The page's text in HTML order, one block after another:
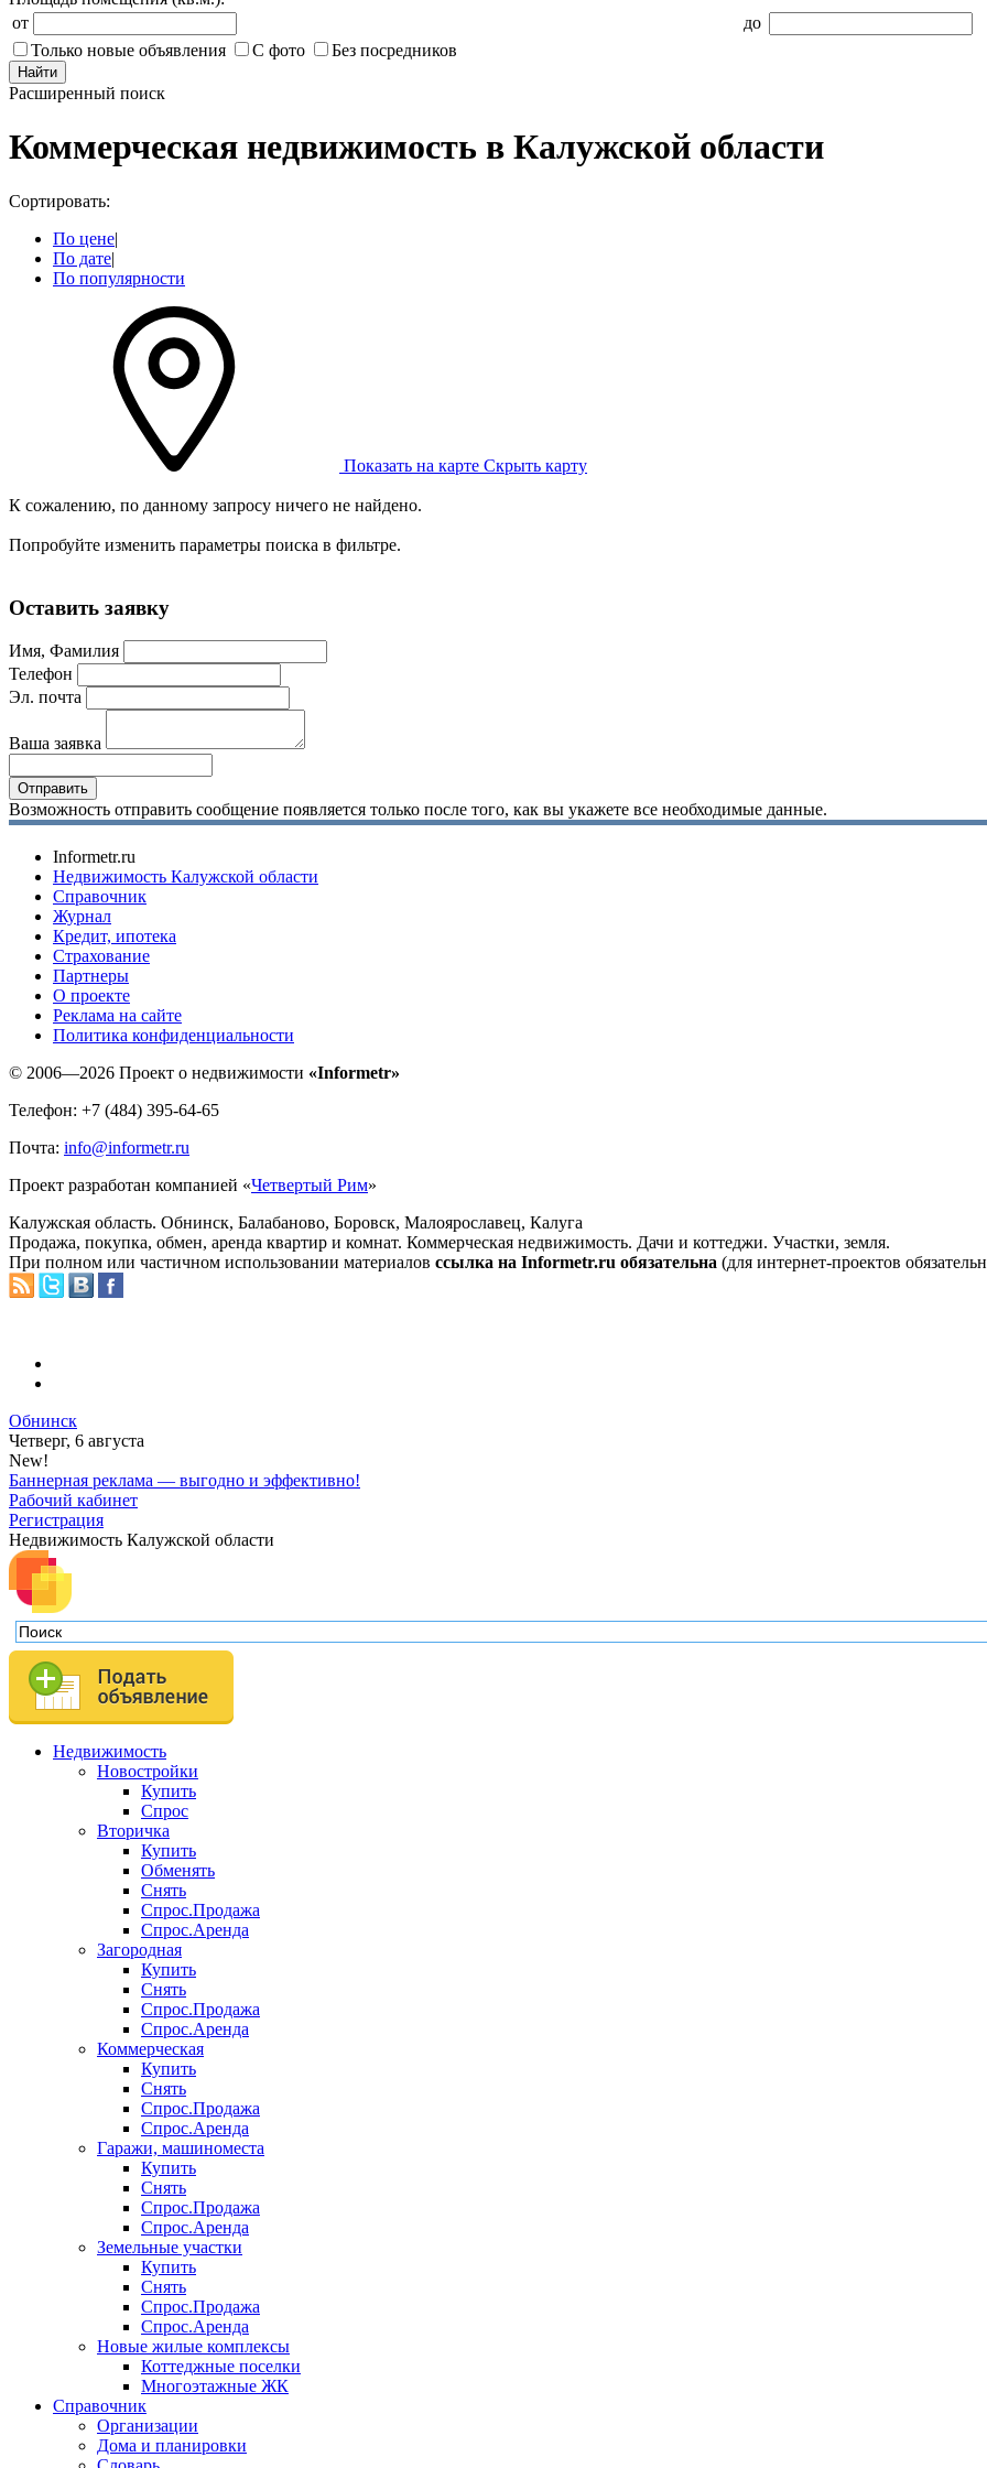
от
до
Только новые объявления
С фото Без посредников
Найти
Расширенный поиск
Коммерческая недвижимость в Калужской области
Сортировать:
По цене|
По дате|
По популярности
Показать на карте Скрыть карту
К сожалению, по данному запросу ничего не найдено.
Попробуйте изменить параметры поиска в фильтре.
Оставить заявку
Имя, Фамилия
Телефон
Эл. почта
Ваша заявка
Возможность отправить сообщение появляется только после того, как вы укажете все необходимые данные.
Informetr.ru
Недвижимость Калужской области
Справочник
Журнал
Кредит, ипотека
Страхование
Партнеры
O проекте
Реклама на сайте
Политика конфиденциальности
© 2006—2026 Проект о недвижимости «Informetr»
Телефон: +7 (484) 395-64-65
Почта: info@informetr.ru
Проект разработан компанией «Четвертый Рим»
Калужская область. Обнинск, Балабаново, Боровск, Малоярославец, Калуга
Продажа, покупка, обмен, аренда квартир и комнат. Коммерческая недвижимость. Дачи и коттеджи. Участки, земля.
При полном или частичном использовании материалов ссылка на Informetr.ru обязательна (для интернет-проектов
Обнинск
Четверг, 6 августа
New!
Баннерная реклама — выгодно и эффективно!
Рабочий кабинет
Регистрация
Недвижимость Калужской области
Недвижимость
Новостройки
Купить
Спрос
Вторичка
Купить
Обменять
Снять
Спрос.Продажа
Спрос.Аренда
Загородная
Купить
Снять
Спрос.Продажа
Спрос.Аренда
Коммерческая
Купить
Снять
Спрос.Продажа
Спрос.Аренда
Гаражи, машиноместа
Купить
Снять
Спрос.Продажа
Спрос.Аренда
Земельные участки
Купить
Снять
Спрос.Продажа
Спрос.Аренда
Новые жилые комплексы
Коттеджные поселки
Многоэтажные ЖК
Справочник
Организации
Дома и планировки